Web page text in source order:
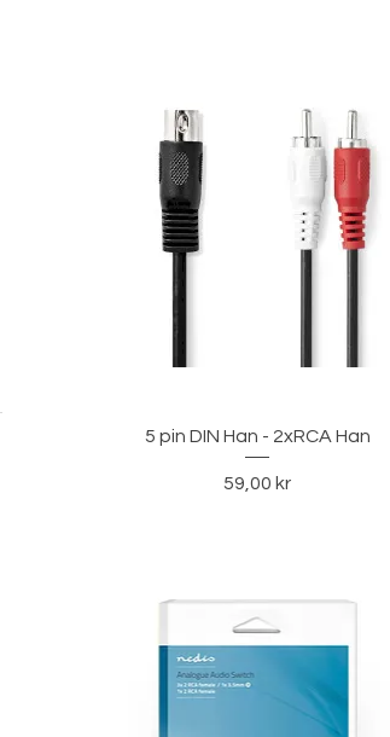
Hurtigvisning
5 pin DIN Han - 2xRCA Han
Pris
59,00 kr